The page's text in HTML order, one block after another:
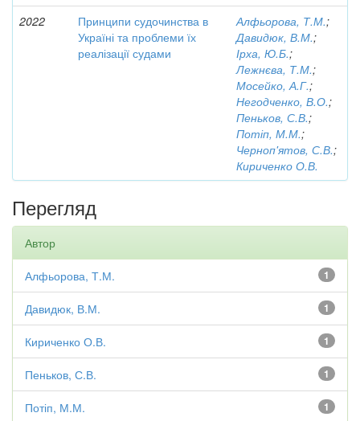
2022
Принципи судочинства в
Україні та проблеми їх
реалізації судами
Алфьорова, Т.М.;
Давидюк, В.М.;
Ірха, Ю.Б.;
Лежнєва, Т.М.;
Мосейко, А.Г.;
Негодченко, В.О.;
Пеньков, С.В.;
Потіп, М.М.;
Черноп'ятов, С.В.;
Кириченко О.В.
Перегляд
Автор
1
Алфьорова, Т.М.
1
Давидюк, В.М.
1
Кириченко О.В.
1
Пеньков, С.В.
1
Потіп, М.М.